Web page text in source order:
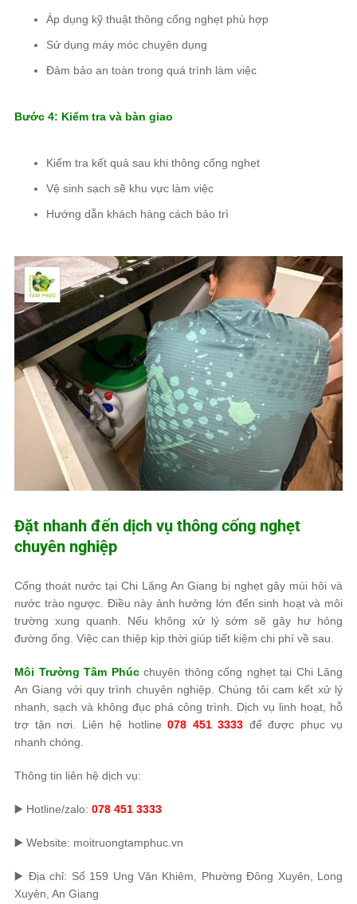
Áp dụng kỹ thuật thông cống nghẹt phù hợp
Sử dụng máy móc chuyên dụng
Đảm bảo an toàn trong quá trình làm việc
Bước 4: Kiểm tra và bàn giao
Kiểm tra kết quả sau khi thông cống nghẹt
Vệ sinh sạch sẽ khu vực làm việc
Hướng dẫn khách hàng cách bảo trì
Đặt nhanh đến dịch vụ thông cống nghẹt
chuyên nghiệp
Cống thoát nước tại Chi Lăng An Giang bị nghẹt gây mùi hôi và
nước trào ngược. Điều này ảnh hưởng lớn đến sinh hoạt và môi
trường xung quanh. Nếu không xử lý sớm sẽ gây hư hỏng
đường ống. Việc can thiệp kịp thời giúp tiết kiệm chi phí về sau.
Môi Trường Tâm Phúcchuyên thông cống nghẹt tại Chi Lăng
An Giang với quy trình chuyên nghiệp. Chúng tôi cam kết xử lý
nhanh, sạch và không đục phá công trình. Dịch vụ linh hoạt, hỗ
trợ tận nơi. Liên hệ hotline 078 451 3333 để được phục vụ
nhanh chóng.
Thông tin liên hệ dịch vụ:
▶️ Hotline/zalo: 078 451 3333
▶️ Website: moitruongtamphuc.vn
▶️ Địa chỉ: Số 159 Ung Văn Khiêm, Phường Đông Xuyên, Long
Xuyên, An Giang